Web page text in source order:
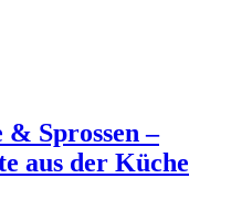
Sprossen –
aus der Küche